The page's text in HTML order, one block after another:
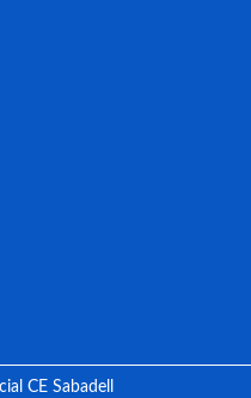
CE Sabadell